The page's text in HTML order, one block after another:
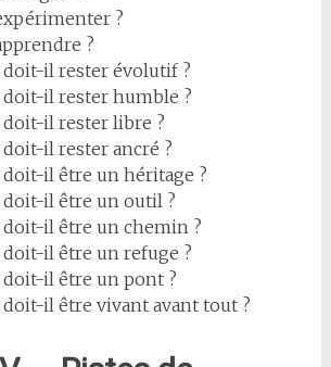
?
?
il rester évolutif ?
il rester humble ?
il rester libre ?
il rester ancré ?
il être un héritage ?
il être un outil ?
il être un chemin ?
il être un refuge ?
il être un pont ?
il être vivant avant tout ?